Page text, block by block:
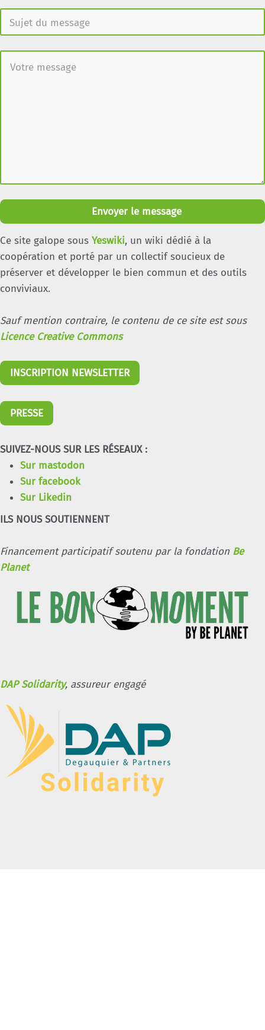
Envoyer le message
Ce site galope sous Yeswiki, un wiki dédié à la
coopération et porté par un collectif soucieux de
préserver et développer le bien commun et des outils
conviviaux.
Sauf mention contraire, le contenu de ce site est sous
Licence Creative Commons
INSCRIPTION NEWSLETTER
PRESSE
SUIVEZ-NOUS SUR LES RÉSEAUX :
Sur mastodon
Sur facebook
Sur Likedin
ILS NOUS SOUTIENNENT
Financement participatif soutenu par la fondation Be
Planet
DAP Solidarity, assureur engagé